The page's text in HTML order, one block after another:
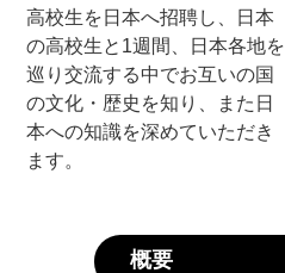
お問い合わせ
高校生を日本へ招聘し、日本
の高校生と1週間、日本各地を
巡り交流する中でお互いの国
の文化・歴史を知り、また日
本への知識を深めていただき
ます。
概要